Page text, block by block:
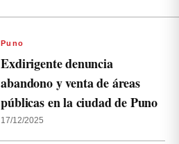
Puno
Exdirigente denuncia
abandono y venta de áreas
públicas en la ciudad de Puno
17/12/2025